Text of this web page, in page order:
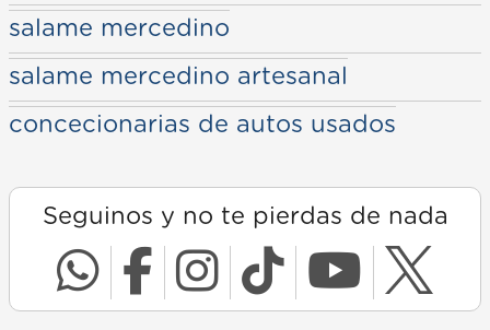
salame mercedino
salame mercedino artesanal
concecionarias de autos usados
Seguinos y no te pierdas de nada